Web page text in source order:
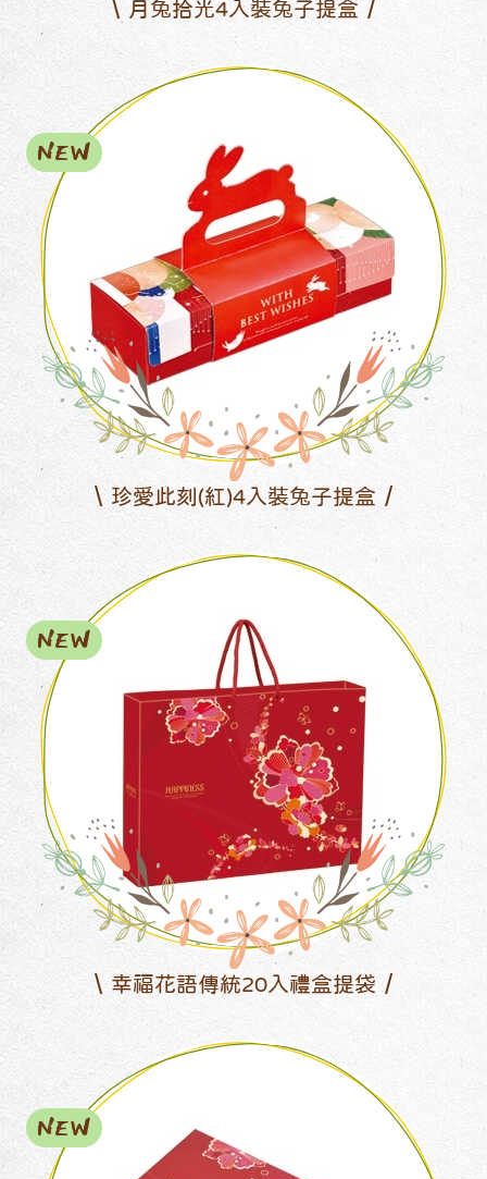
月兔拾光4入裝兔子提盒
珍愛此刻(紅)4入裝兔子提盒
NEW
幸福花語傳統20入禮盒提袋
NEW
NEW